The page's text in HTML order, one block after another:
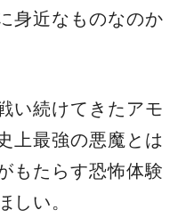
身近なものなのか
い続けてきたアモ
上最強の悪魔とは
たらす恐怖体験
しい。